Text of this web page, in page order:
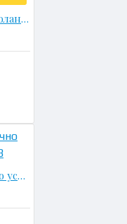
Ремонт сензор ъгъл на волана W169, W245, W203 и W209
Ремонт сензор странично ускорение - A1635420618